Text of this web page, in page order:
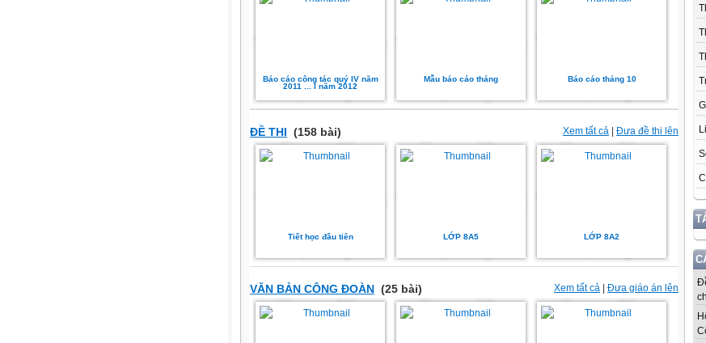
Báo cáo công tác quý IV năm
2011 ... I năm 2012
Mẫu báo cáo tháng Báo cáo tháng 10
Xem tất cả | Đưa đề thi lên
ĐỀ THI (158 bài)
Tiết học đầu tiên LỚP 8A5 LỚP 8A2
Xem tất cả Đưa giáo án lên
VĂN BẢN CÔNG ĐOÀN (25 bài)